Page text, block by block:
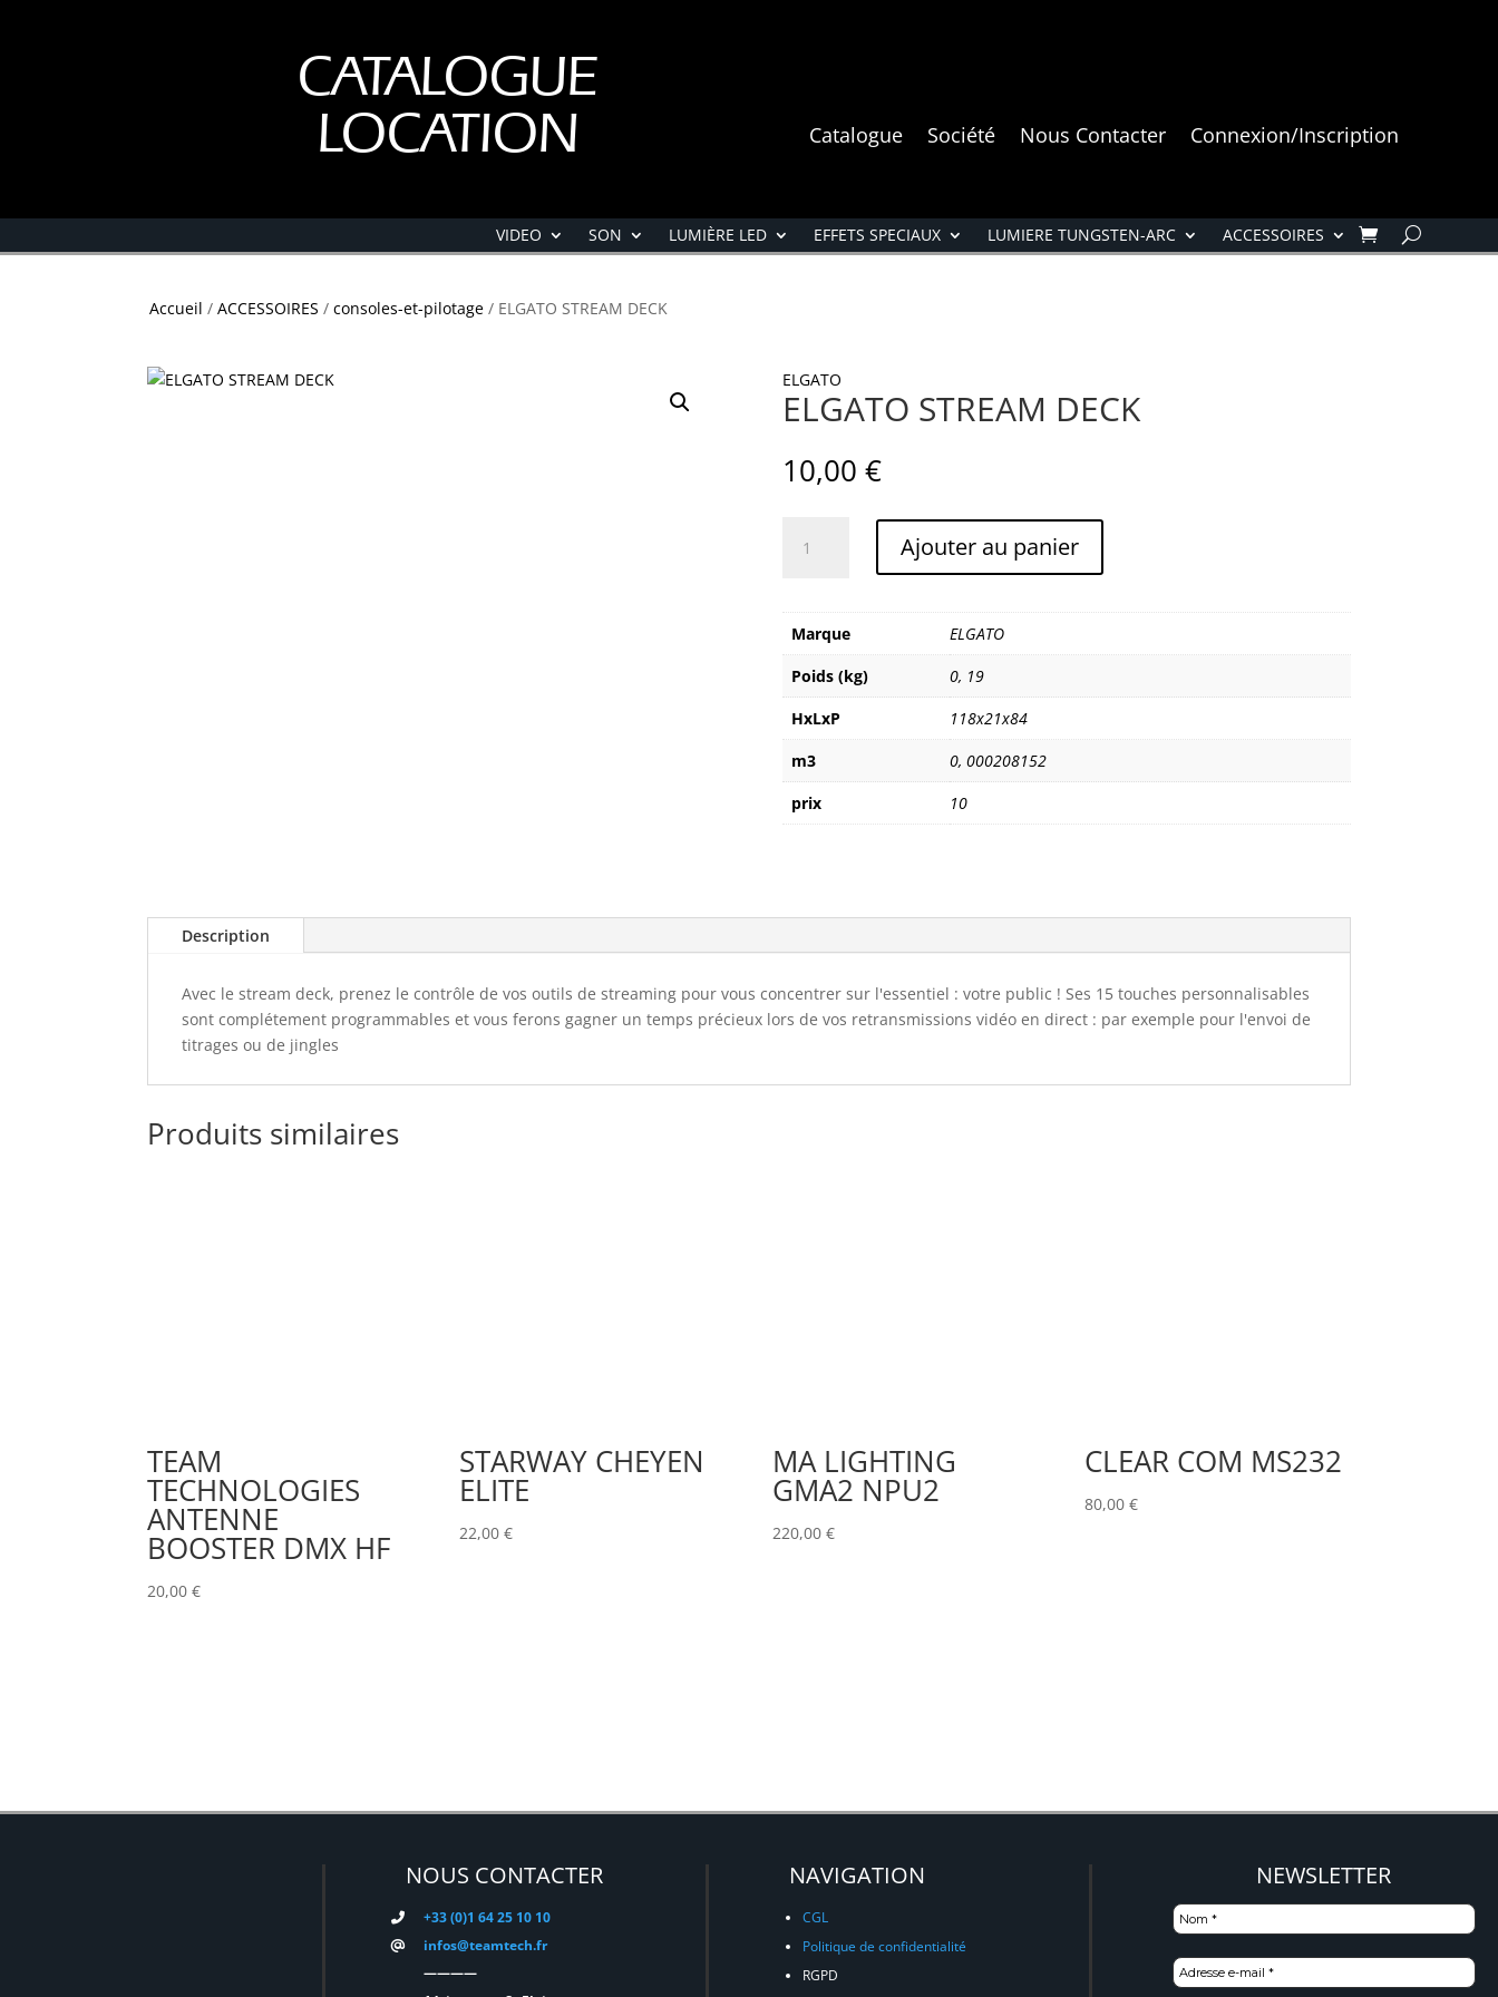
CATALOGUE
LOCATION
Catalogue Société Nous Contacter Connexion/Inscription
VIDEO SON LUMIÈRE LED EFFETS SPECIAUX LUMIERE TUNGSTEN-ARC ACCESSOIRES
Accueil /ACCESSOIRES /consoles-et-pilotage / ELGATO STREAM DECK
ELGATO
ELGATO STREAM DECK
10,00 €
DECK
Ajouter au panier
Marque
ELGATO
Poids (kg)
0, 19
HxLxP
118x21x84
m3
0, 000208152
prix
10
Description
Avec le stream deck, prenez le contrôle de vos outils de streaming pour vous concentrer sur l'essentiel : votre public ! Ses 15 touches personnalisables
sont complétement programmables et vous ferons gagner un temps précieux lors de vos retransmissions vidéo en direct : par exemple pour l'envoi de
titrages ou de jingles
Produits similaires
TEAM
TECHNOLOGIES
ANTENNE
BOOSTER DMX HF
20,00 €
STARWAY CHEYEN
ELITE
22,00€
MA LIGHTING
GMA2 NPU2
220,00 €
CLEAR COM MS232
80,00 €
NOUS CONTACTER
+33 (0)1 64 25 10 10
infos@teamtech.fr
————
NAVIGATION
CGL
Politique de confidentialité
RGPD
NEWSLETTER